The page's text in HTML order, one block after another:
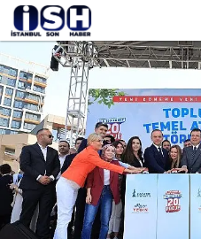
gerçekleştirilen 20 yeni
temel atma törenine katıldı